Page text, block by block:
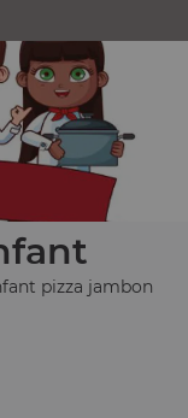
pizza jambon